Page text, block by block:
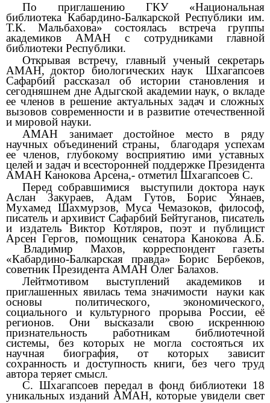
По приглашению ГКУ «Национальная
библиотека Кабардино-Балкарской Республики им.
Т.К. Мальбахова» состоялась встреча группы
академиков АМАН с сотрудниками главной
библиотеки Республики.
Открывая встречу, главный ученый секретарь
АМАН, доктор биологических наук Шхагапсоев
Сафарбий рассказал об истории становления и
сегодняшнем дне Адыгской академии наук, о вкладе
ее членов врешение актуальных задач и сложных
вызовов современности ив развитие отечественной
и мировой науки.
АМАН занимает достойное место в ряду
научных объединений страны, благодаря успехам
ее членов, глубокому восприятию ими уставных
целей и задач и всесторонней поддержке Президента
АМАН Канокова Арсена,- отметил Шхагапсоев С.
Перед собравшимися выступили доктора наук
Аслан Закураев, Адам Гутов, Борис Уянаев,
Мухамед Шахмурзов, Муса Чемазоков, философ,
писатель и архивист Сафарбий Бейтуганов, писатель
и издатель Виктор Котляров, поэт и публицист
Арсен Гергов, помощник сенатора Канокова А.Б.
Владимир Махов, корреспондент газеты
«Кабардино-Балкарская правда» Борис Бербеков,
советник Президента АМАН Олег Балахов.
Лейтмотивом выступлений академиков и
приглашенных явилась тема значимости науки как
основы политического, экономического,
социального и культурного прорыва России, её
регионов. Они высказали свою искреннюю
признательность работникам библиотечной
системы, без которых не могла состояться их
научная биография, от которых зависит
сохранность и доступность книги, без чего труд
автора теряет смысл.
С. Шхагапсоев передал в фонд библиотеки 18
уникальных изданий АМАН, которые увидели свет